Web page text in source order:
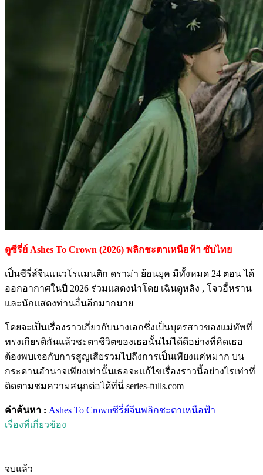
ดูซีรี่ย์ Ashes To Crown (2026) พลิกชะตาเหนือฟ้า ซับไทย
เป็นซีรี่ส์จีนแนวโรแมนติก ดราม่า ย้อนยุค มีทั้งหมด 24 ตอน ได้
ออกอากาศในปี 2026 ร่วมแสดงนำโดย เฉินตูหลิง , โจวอี้หราน
และนักแสดงท่านอื่นอีกมากมาย
โดยจะเป็นเรื่องราวเกี่ยวกับนางเอกซึ่งเป็นบุตรสาวของแม่ทัพที่
ทรงเกียรติกันแล้วชะตาชีวิตของเธอนั้นไม่ได้ดีอย่างที่คิดเธอ
ต้องพบเจอกับการสูญเสียรวมไปถึงการเป็นเพียงแค่หมาก บน
กระดานอำนาจเพียงเท่านั้นเธอจะแก้ไขเรื่องราวนี้อย่างไรเท่าที่
ติดตามชมความสนุกต่อได้ที่นี่ series-fulls.com
คำค้นหา : Ashes To Crownซีรี่ย์จีนพลิกชะตาเหนือฟ้า
เรื่องที่เกี่ยวข้อง
จบแล้ว